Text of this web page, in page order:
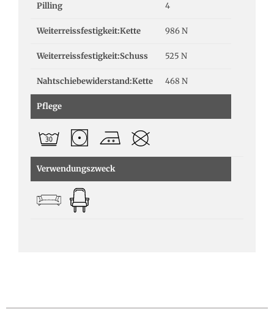
Pilling 4
Weiterreissfestigkeit:Kette 986 N
Weiterreissfestigkeit:Schuss 525 N
Nahtschiebewiderstand:Kette 468 N
Pflege
Verwendungszweck